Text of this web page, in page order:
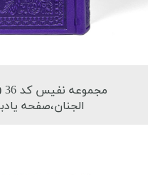
الجنان،صفحه